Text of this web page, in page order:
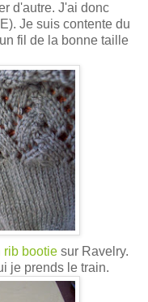
d'autre. J'ai donc
Je suis contente du
fil de la bonne taille
rib bootie sur Ravelry.
je prends le train.